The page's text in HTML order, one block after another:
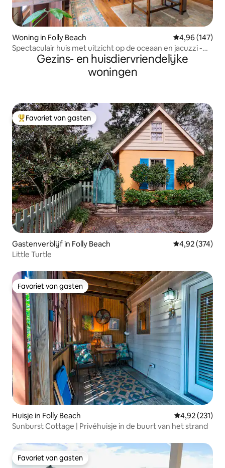
Woning in Folly Beach Gemiddelde
4,96 (147)
Spectaculair huis met uitzicht op de oceaan en jacuzzi -
Gezins- en huisdiervriendelijke
woningen
Topfavoriet van gasten
Favoriet van gasten
Gastenverblijf in Folly Beach Gemiddelde
4,92 (374)
Little Turtle
Favoriet van gasten
Favoriet van gasten
Huisje in Folly Beach Gemiddelde
4,92 (231)
Sunburst Cottage | Privéhuisje in de buurt van het strand
Favoriet van gasten
Favoriet van gasten